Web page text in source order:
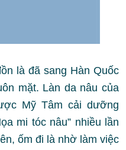
là đã sang Hàn Quốc
mặt. Làn da nâu của
Mỹ Tâm cải dưỡng
mi tóc nâu” nhiều lần
ốm đi là nhờ làm việc